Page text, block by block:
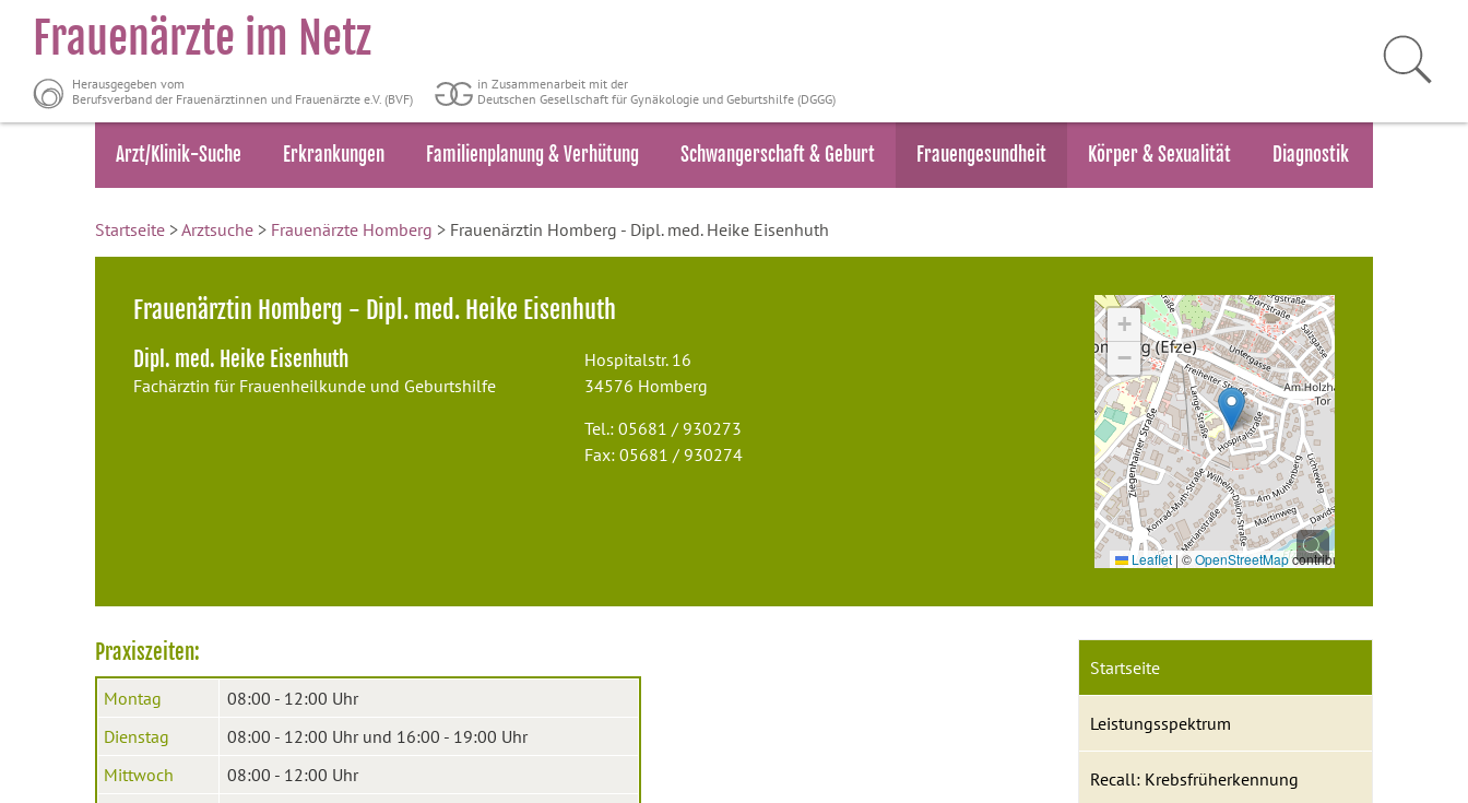
Frauenärzte im Netz
Herausgegeben vom
Berufsverband der Frauenärztinnen und Frauenärzte e.V. (BVF)
in Zusammenarbeit mit der
Deutschen Gesellschaft für Gynäkologie und Geburtshilfe (DGGG)
Arzt/Klinik-Suche Erkrankungen Familienplanung & Verhütung Schwangerschaft & Geburt Frauengesundheit Körper & Sexualität Diagnostik
Startseite >Arztsuche > Frauenärzte Homberg > Frauenärztin Homberg - Dipl. med. Heike Eisenhuth
Frauenärztin Homberg - Dipl. med. Heike Eisenhuth
Dipl. med. Heike Eisenhuth
Fachärztin für Frauenheilkunde und Geburtshilfe
Hospitalstr. 16
34576 Homberg
Tel.: 05681 / 930273
Fax: 05681 / 930274
+
−
Leaflet | ©OpenStreetMapcontributors
Praxiszeiten:
Montag
08:00 - 12:00 Uhr
Dienstag
08:00 - 12:00 Uhr und 16:00 - 19:00 Uhr
Mittwoch
08:00 - 12:00 Uhr
Startseite
Leistungsspektrum
Recall: Krebsfrüherkennung